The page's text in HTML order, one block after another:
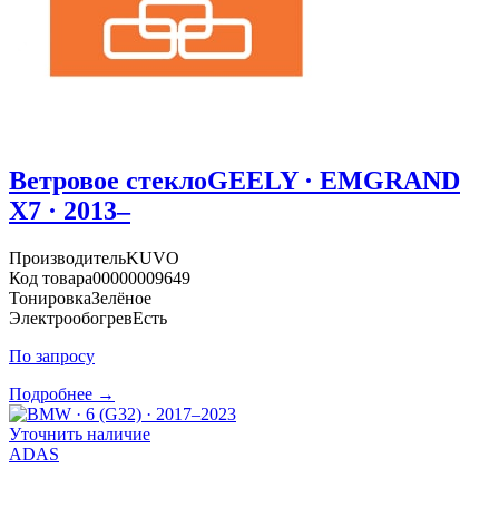
Ветровое стеклоGEELY · EMGRAND
X7 · 2013–
ПроизводительKUVO
Код товара00000009649
ТонировкаЗелёное
ЭлектрообогревЕсть
По запросу
Подробнее →
Уточнить наличие
ADAS